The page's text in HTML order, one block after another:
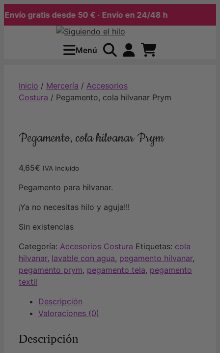
gratis desde 50 € · Envío en 24/48 h
Menú
Inicio / Mercería / Accesorios
Costura / Pegamento, cola hilvanar Prym
Pegamento, cola hilvanar Prym
4,65€ IVA Incluído
Pegamento para hilvanar.
¡Ya no necesitas hilo y aguja!!!
Sin existencias
Categoría: Accesorios Costura Etiquetas: cola
hilvanar, lavable con agua, pegamento hilvanar,
pegamento prym, pegamento tela, pegamento
textil
Descripción
Valoraciones (0)
Descripción